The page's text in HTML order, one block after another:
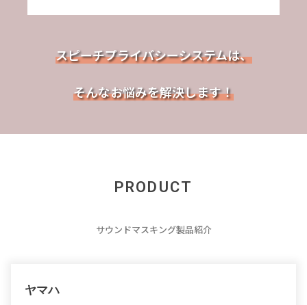
スピーチプライバシーシステムは、
そんなお悩みを解決します！
PRODUCT
サウンドマスキング製品紹介
ヤマハ